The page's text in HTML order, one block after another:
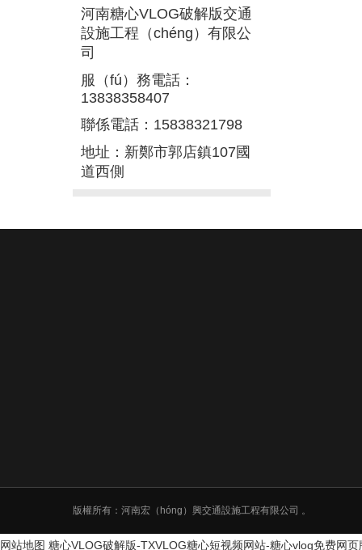
河南糖心VLOG破解版交通
設施工程（chéng）有限公
司
服（fú）務電話：
13838358407
聯係電話：15838321798
地址：新鄭市郭店鎮107國
道西側
版權所有：河南宏（hóng）興交通設施工程有限公司 。
网站地图 糖心VLOG破解版-TXVLOG糖心短视频网站-糖心vlog免费网